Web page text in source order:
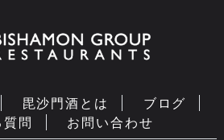
毘沙門酒とは
ブログ
問
お問い合わせ